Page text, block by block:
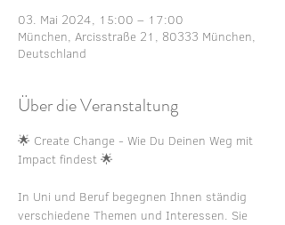
03. Mai 2024, 15:00 – 17:00
München, Arcisstraße 21, 80333 München,
Deutschland
Über die Veranstaltung
🌟 Create Change - Wie Du Deinen Weg mit
Impact findest 🌟
In Uni und Beruf begegnen Ihnen ständig
verschiedene Themen und Interessen. Sie